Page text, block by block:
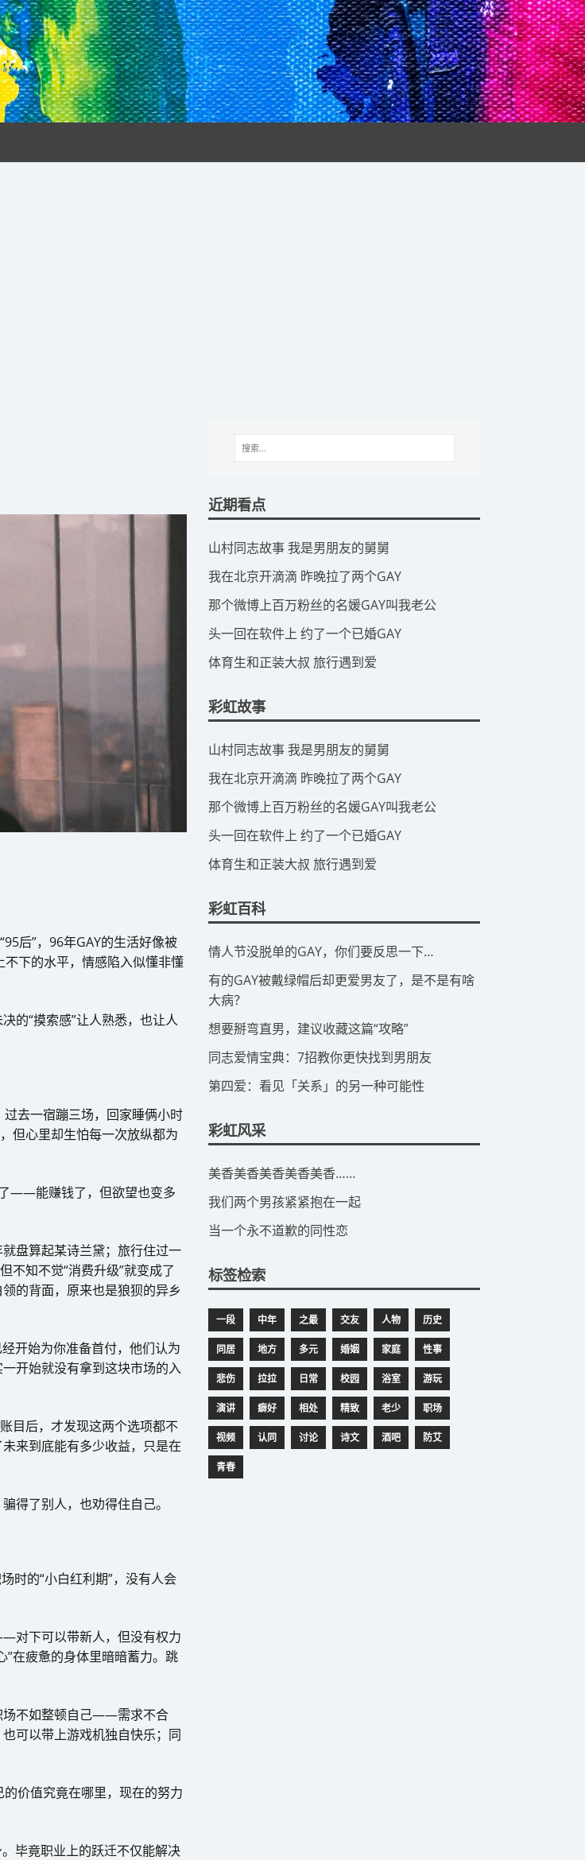
后”，96年GAY的生活好像被
下的水平，情感陷入似懂非懂
的“摸索感”让人熟悉，也让人
去一宿蹦三场，回家睡俩小时
但心里却生怕每一次放纵都为
——能赚钱了，但欲望也变多
盘算起某诗兰黛；旅行住过一
不知不觉“消费升级”就变成了
的背面，原来也是狼狈的异乡
开始为你准备首付，他们认为
开始就没有拿到这块市场的入
目后，才发现这两个选项都不
来到底能有多少收益，只是在
得了别人，也劝得住自己。
时的“小白红利期”，没有人会
对下可以带新人，但没有权力
”在疲惫的身体里暗暗蓄力。跳
场不如整顿自己——需求不合
可以带上游戏机独自快乐；同
价值究竟在哪里，现在的努力
毕竟职业上的跃迁不仅能解决
近期看点
​山村同志故事 我是男朋友的舅舅
​我在北京开滴滴 昨晚拉了两个GAY
​那个微博上百万粉丝的名媛GAY叫我老公
​头一回在软件上 约了一个已婚GAY
​体育生和正装大叔 旅行遇到爱
彩虹故事
​山村同志故事 我是男朋友的舅舅
​我在北京开滴滴 昨晚拉了两个GAY
​那个微博上百万粉丝的名媛GAY叫我老公
​头一回在软件上 约了一个已婚GAY
​体育生和正装大叔 旅行遇到爱
彩虹百科
​情人节没脱单的GAY，你们要反思一下…
​有的GAY被戴绿帽后却更爱男友了，是不是有啥
大病？
​想要掰弯直男，建议收藏这篇“攻略”
​同志爱情宝典：7招教你更快找到男朋友
​第四爱：看见「关系」的另一种可能性
彩虹风采
​美香美香美香美香美香……
我们两个男孩紧紧抱在一起
当一个永不道歉的同性恋
标签检索
一段 中年 之最 交友 人物 历史
同居 地方 多元 婚姻 家庭 性事
悲伤 拉拉 日常 校园 浴室 游玩
演讲 癖好 相处 精致 老少 职场
视频 认同 讨论 诗文 酒吧 防艾
青春